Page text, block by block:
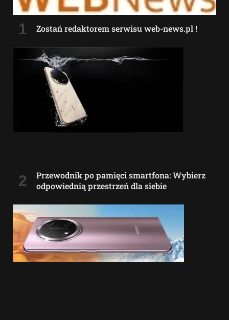
Zostań redaktorem serwisu web-news.pl !
Przewodnik po pamięci smartfona: Wybierz
odpowiednią przestrzeń dla siebie